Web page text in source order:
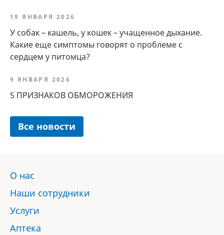
19 ЯНВАРЯ 2026
У собак – кашель, у кошек – учащенное дыхание.
Какие еще симптомы говорят о проблеме с
сердцем у питомца?
9 ЯНВАРЯ 2026
5 ПРИЗНАКОВ ОБМОРОЖЕНИЯ
Все новости
О нас
Наши сотрудники
Услуги
Аптека